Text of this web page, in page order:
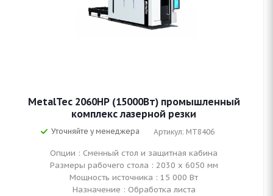
MetalTec 2060НP (15000Вт) промышленный
комплекс лазерной резки
Уточняйте у менеджера Артикул: MT8406
Опции : Сменный стол и защитная кабина
Размеры рабочего стола : 2030 х 6050 мм
Мощность источника : 15 000 Вт
Назначение : Обработка листа